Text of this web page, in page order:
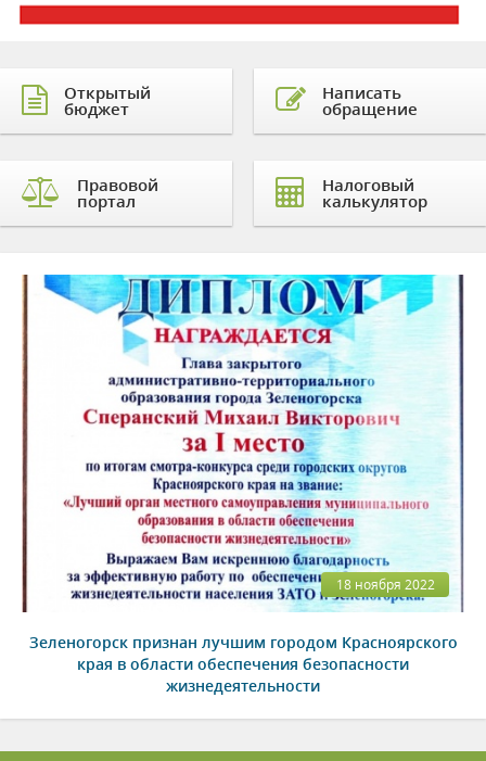
Открытый
бюджет
Правовой
портал
Написать
обращение
Налоговый
калькулятор
18 ноября 2022
Зеленогорск признан лучшим городом Красноярского
края в области обеспечения безопасности
жизнедеятельности